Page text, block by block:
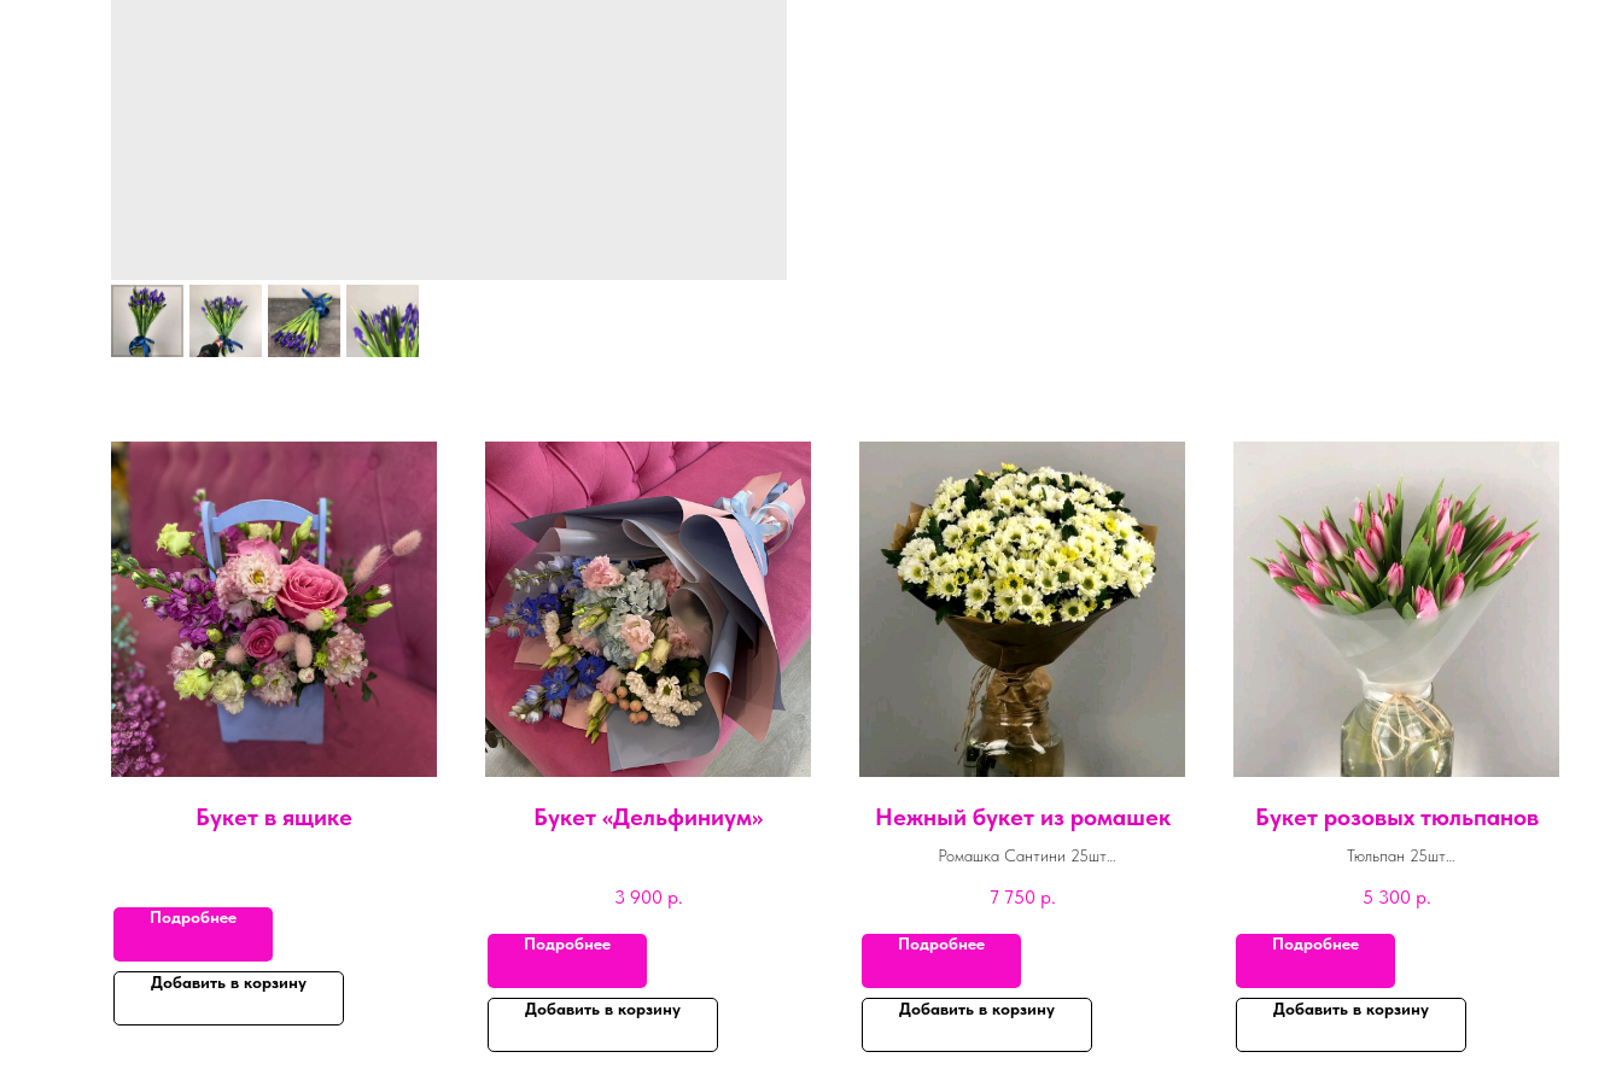
Букет в ящике
Подробнее
Добавить в корзину
Букет «Дельфиниум»
3 900 р.
Подробнее
Добавить в корзину
Нежный букет из ромашек
Ромашка Сантини 25шт
7 750 р.
Подробнее
Добавить в корзину
Букет розовых тюльпанов
Тюльпан 25шт
5 300 р.
Подробнее
Добавить в корзину